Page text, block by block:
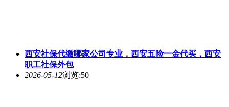
西安社保代缴哪家公司专业，西安五险一金代买，西安
职工社保外包
2026-05-12浏览:50